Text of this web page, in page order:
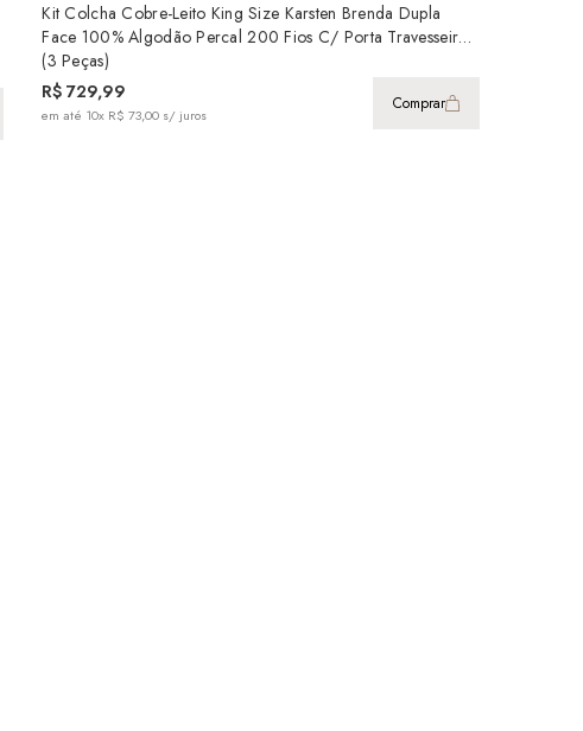
Kit Colcha Cobre-Leito King Size Karsten Brenda Dupla
Face 100% Algodão Percal 200 Fios C/ Porta Travesseiro
(3 Peças)
R$ 729,99
em até 10x R$ 73,00 s/ juros
Comprar